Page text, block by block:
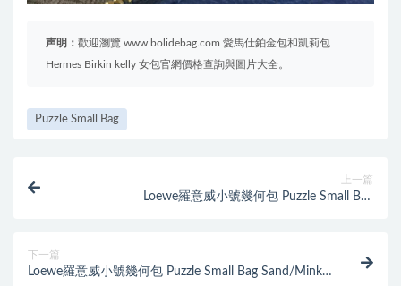
声明： 歡迎瀏覽 www.bolidebag.com 愛馬仕鉑金包和凱莉包
Hermes Birkin kelly 女包官網價格查詢與圖片大全。
Puzzle Small Bag
上一篇
Loewe羅意威小號幾何包 Puzzle Small Bag
下一篇
Loewe羅意威小號幾何包 Puzzle Small Bag Sand/Mink